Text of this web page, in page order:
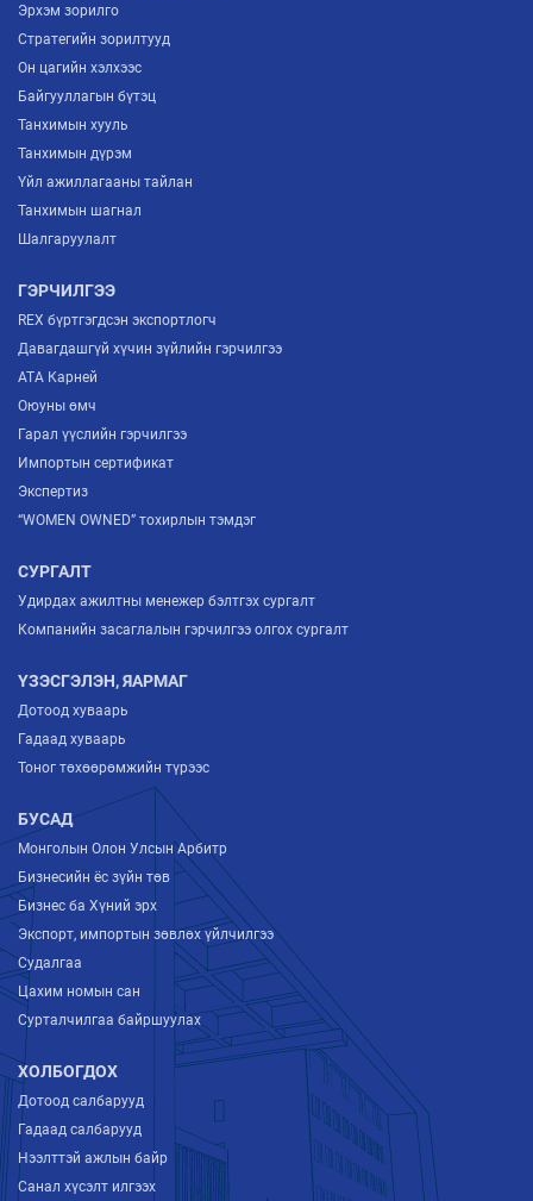
Эрхэм зорилго
Стратегийн зорилтууд
Он цагийн хэлхээс
Байгууллагын бүтэц
Танхимын хууль
Танхимын дүрэм
Үйл ажиллагааны тайлан
Танхимын шагнал
Шалгаруулалт
ГЭРЧИЛГЭЭ
REX бүртгэгдсэн экспортлогч
Давагдашгүй хүчин зүйлийн гэрчилгээ
ATA Карней
Оюуны өмч
Гарал үүслийн гэрчилгээ
Импортын сертификат
Экспертиз
“WOMEN OWNED” тохирлын тэмдэг
СУРГАЛТ
Удирдах ажилтны менежер бэлтгэх сургалт
Компанийн засаглалын гэрчилгээ олгох сургалт
ҮЗЭСГЭЛЭН, ЯАРМАГ
Дотоод хуваарь
Гадаад хуваарь
Тоног төхөөрөмжийн түрээс
БУСАД
Монголын Олон Улсын Арбитр
Бизнесийн ёс зүйн төв
Бизнес ба Хүний эрх
Экспорт, импортын зөвлөх үйлчилгээ
Судалгаа
Цахим номын сан
Сурталчилгаа байршуулах
ХОЛБОГДОХ
Дотоод салбарууд
Гадаад салбарууд
Нээлттэй ажлын байр
Санал хүсэлт илгээх